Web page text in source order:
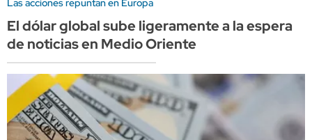
Las acciones repuntan en Europa
El dólar global sube ligeramente a la espera
de noticias en Medio Oriente